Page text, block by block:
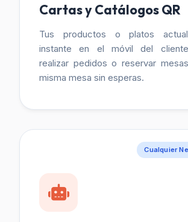
Cartas y Catálogos QR
Tus productos o platos
instante en el móvil del
realizar pedidos o reservar
misma mesa sin esperas.
Cualquier